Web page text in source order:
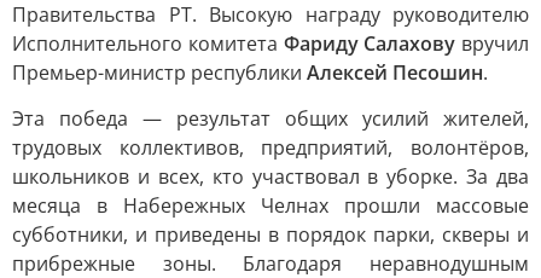
Правительства РТ. Высокую награду руководителю
Исполнительного комитета Фариду Салахову вручил
Премьер-министр республики Алексей Песошин.
Эта победа — результат общих усилий жителей,
трудовых коллективов, предприятий, волонтёров,
школьников и всех, кто участвовал в уборке. За два
месяца в Набережных Челнах прошли массовые
субботники, и приведены в порядок парки, скверы и
прибрежные зоны. Благодаря неравнодушным